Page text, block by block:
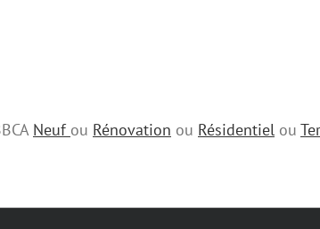
Neuf ou Rénovation ou Résidentiel ou